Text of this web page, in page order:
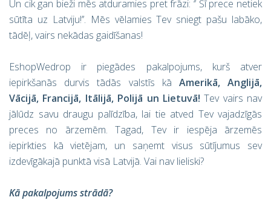
Un cik gan bieži mēs atduramies pret frāzi: ‘’ Šī prece netiek
sūtīta uz Latviju!’’. Mēs vēlamies Tev sniegt pašu labāko,
tādēļ, vairs nekādas gaidīšanas!
EshopWedrop ir piegādes pakalpojums, kurš atver
iepirkšanās durvis tādās valstīs kā Amerikā, Anglijā,
Vācijā, Francijā, Itālijā, Polijā un Lietuvā!Tev vairs nav
jālūdz savu draugu palīdzība, lai tie atved Tev vajadzīgās
preces no ārzemēm. Tagad, Tev ir iespēja ārzemēs
iepirkties kā vietējam, un saņemt visus sūtījumus sev
izdevīgākajā punktā visā Latvijā. Vai nav lieliski?
Kā pakalpojums strādā?